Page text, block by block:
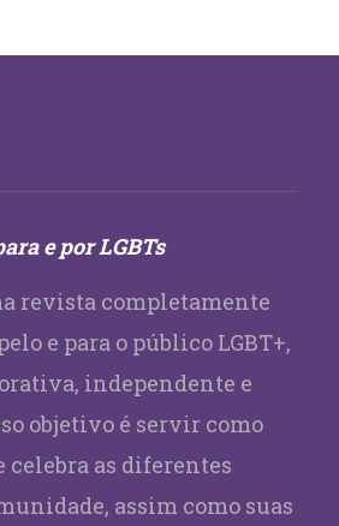
e por LGBTs
revista completamente
e para o público LGBT+,
independente e
objetivo é servir como
celebra as diferentes
assim como suas